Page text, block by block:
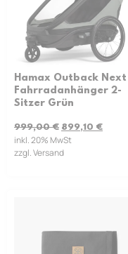
Hamax Outback Next
Fahrradanhänger 2-
Sitzer Grün
999,00€ 899,10 €
inkl. 20% MwSt
zzgl. Versand